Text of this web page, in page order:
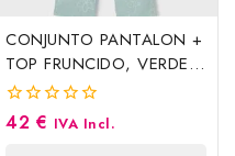
CONJUNTO PANTALON +
TOP FRUNCIDO, VERDE
LAGO. MAYORAL
0
42 € IVA Incl.